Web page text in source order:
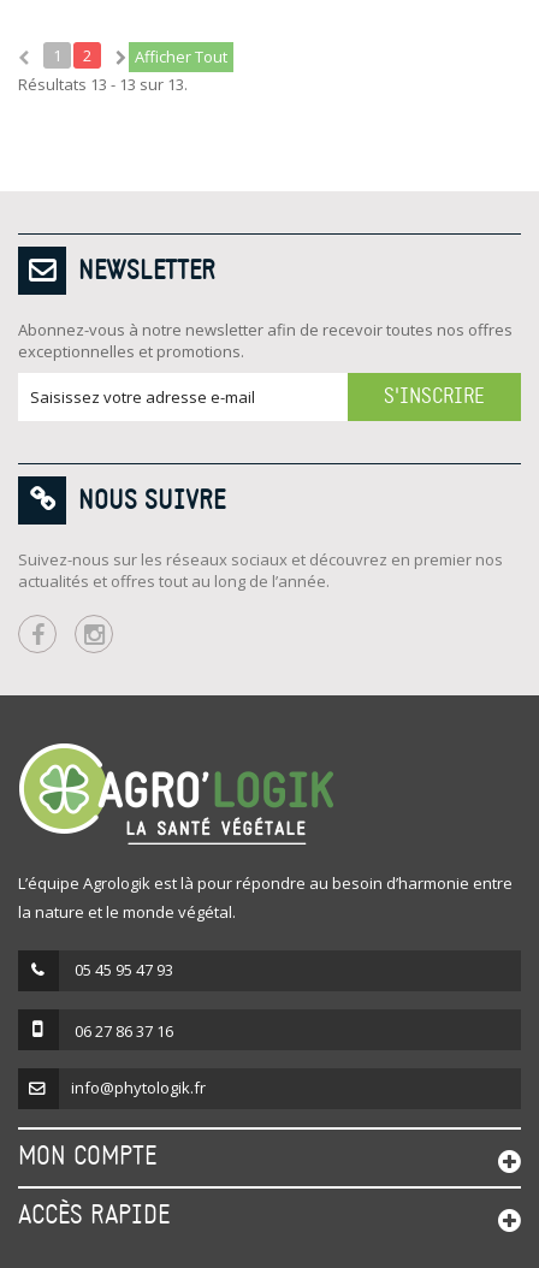
Afficher Tout
1
2
Résultats 13 - 13 sur 13.
NEWSLETTER
Abonnez-vous à notre newsletter afin de recevoir toutes nos offres
exceptionnelles et promotions.
S'INSCRIRE
NOUS SUIVRE
Suivez-nous sur les réseaux sociaux et découvrez en premier nos
actualités et offres tout au long de l’année.
L’équipe Agrologik est là pour répondre au besoin d’harmonie entre
la nature et le monde végétal.
05 45 95 47 93
06 27 86 37 16
info@phytologik.fr
MON COMPTE
ACCÈS RAPIDE